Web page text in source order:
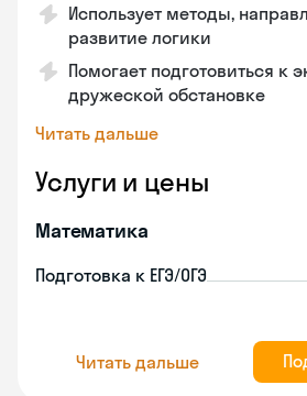
Использует методы,
развитие логики
Помогает подготовиться к
дружеской обстановке
Читать дальше
Услуги и цены
Математика
Подготовка к ЕГЭ/ОГЭ
Читать дальше